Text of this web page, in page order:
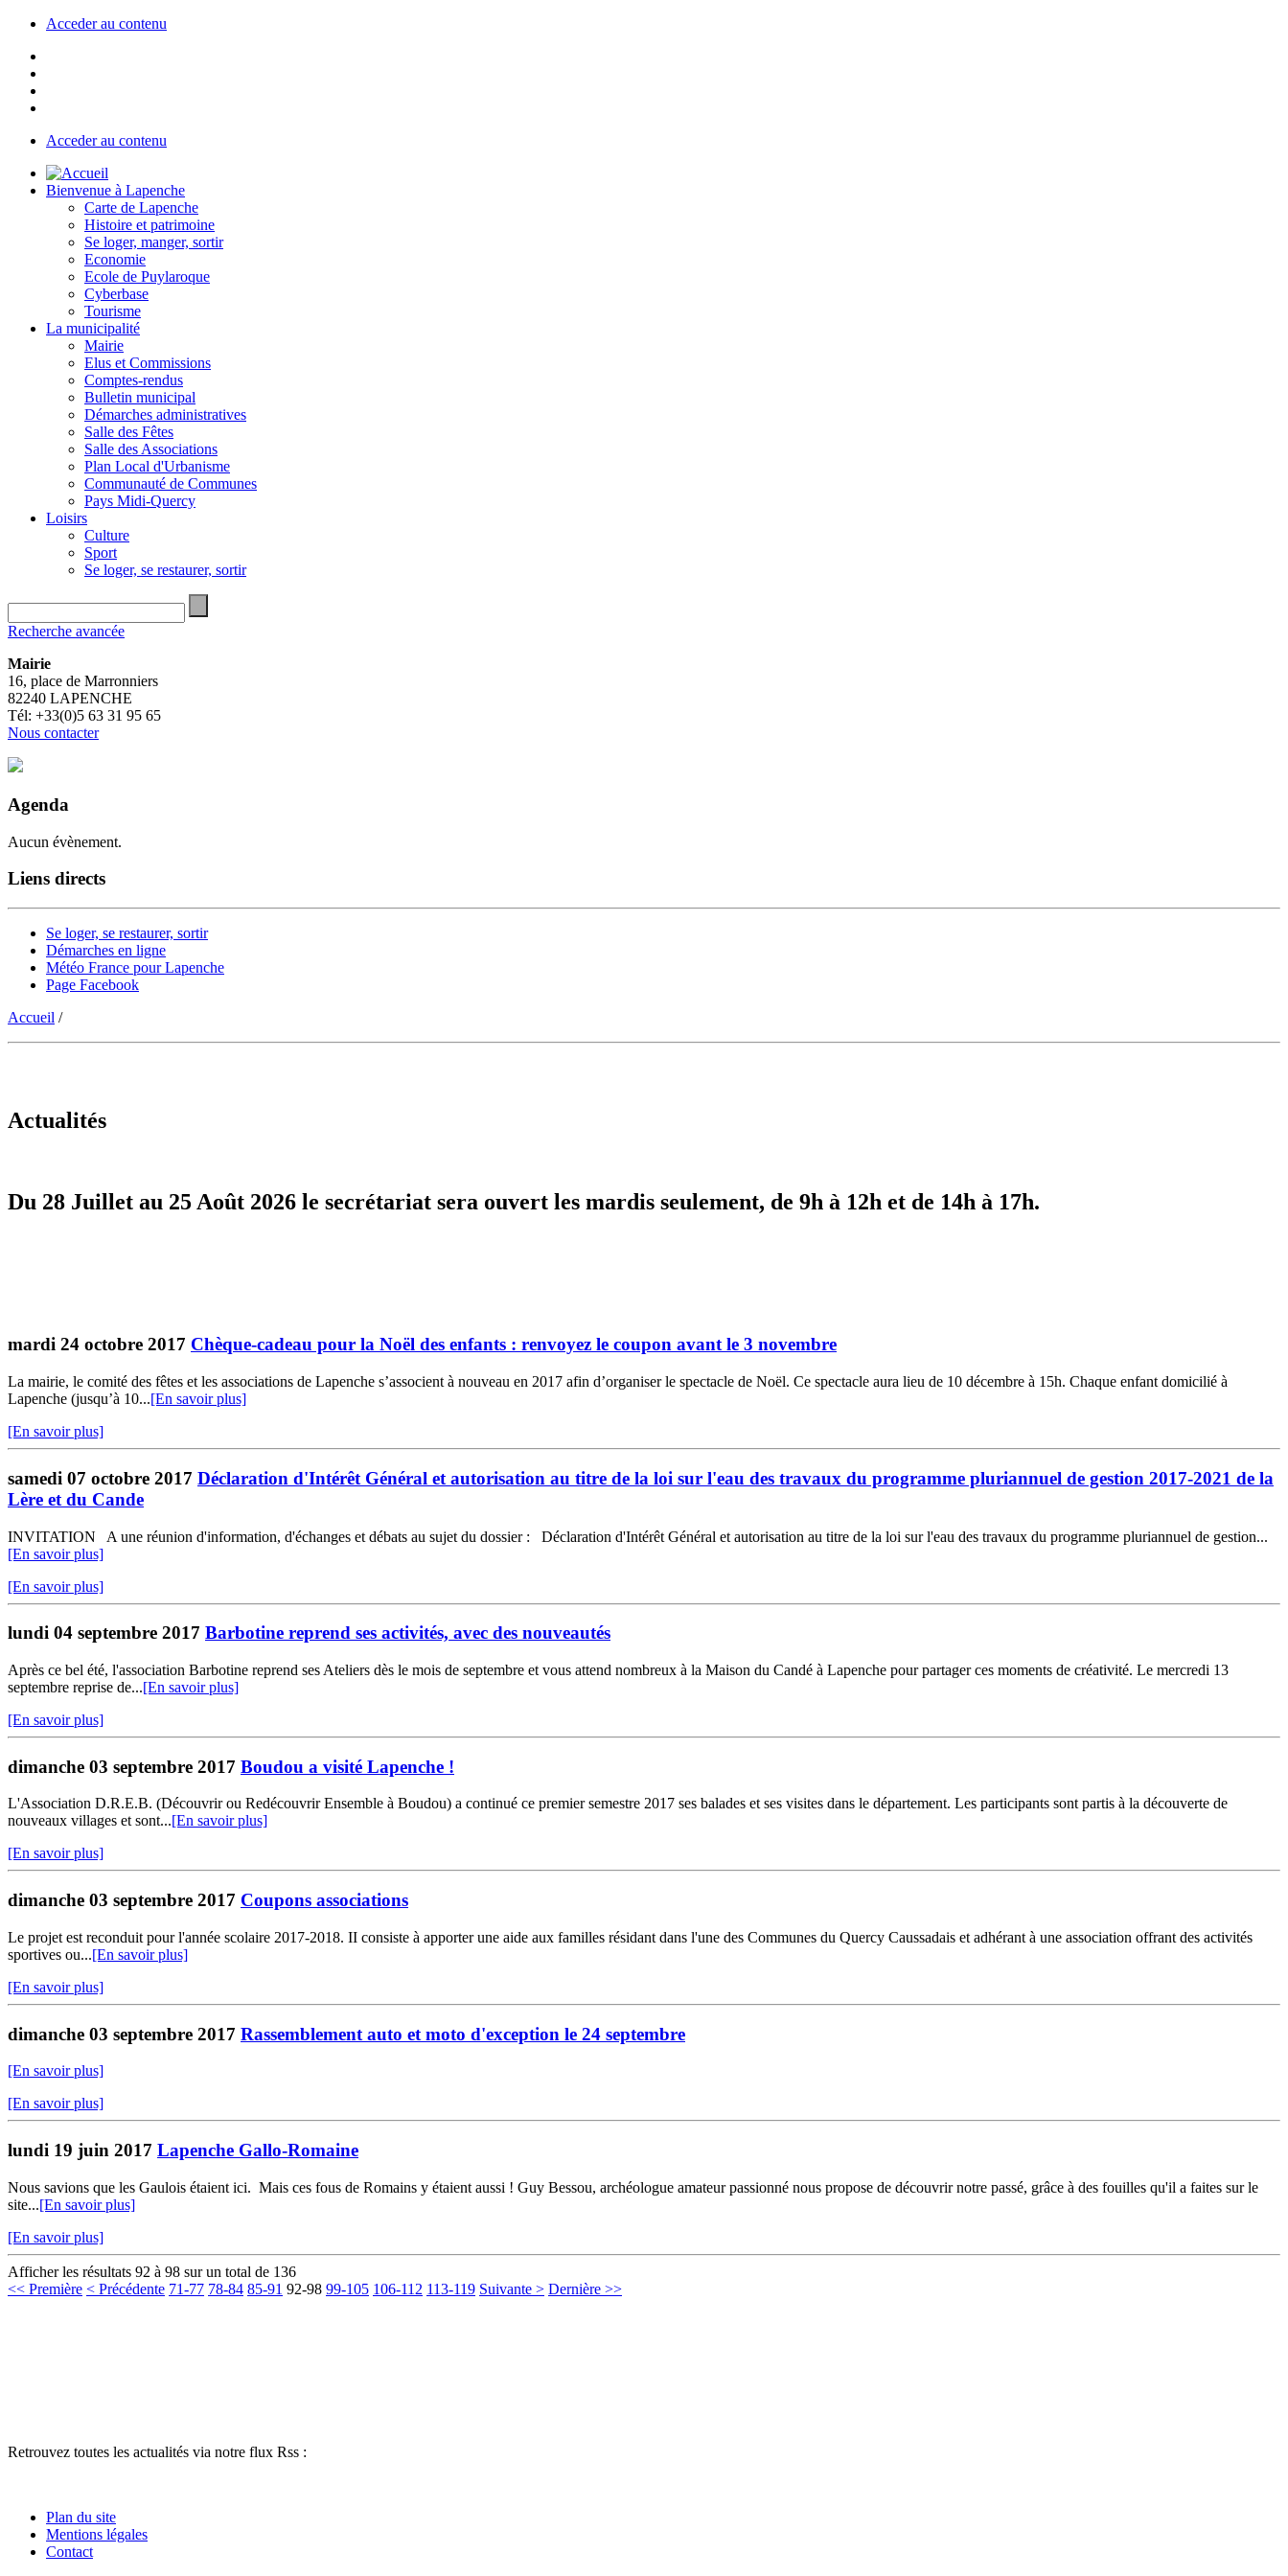
Acceder au contenu
Acceder au contenu
Bienvenue à Lapenche
Carte de Lapenche
Histoire et patrimoine
Se loger, manger, sortir
Economie
Ecole de Puylaroque
Cyberbase
Tourisme
La municipalité
Mairie
Elus et Commissions
Comptes-rendus
Bulletin municipal
Démarches administratives
Salle des Fêtes
Salle des Associations
Plan Local d'Urbanisme
Communauté de Communes
Pays Midi-Quercy
Loisirs
Culture
Sport
Se loger, se restaurer, sortir
Recherche avancée
Mairie
16, place de Marronniers
82240 LAPENCHE
Tél: +33(0)5 63 31 95 65
Nous contacter
Agenda
Aucun évènement.
Liens directs
Se loger, se restaurer, sortir
Démarches en ligne
Météo France pour Lapenche
Page Facebook
Accueil /
Actualités
Du 28 Juillet au 25 Août 2026 le secrétariat sera ouvert les mardis seulement, de 9h à 12h et de 14h à 17h.
mardi 24 octobre 2017 Chèque-cadeau pour la Noël des enfants : renvoyez le coupon avant le 3 novembre
La mairie, le comité des fêtes et les associations de Lapenche s’associent à nouveau en 2017 afin d’organiser le spectacle de Noël. Ce spectacle aura lieu de 10 décembre à 15h. Chaque enfant domicilié à
Lapenche (jusqu’à 10...[En savoir plus]
[En savoir plus]
samedi 07 octobre 2017 Déclaration d'Intérêt Général et autorisation au titre de la loi sur l'eau des travaux du programme pluriannuel de gestion 2017-2021 de la
Lère et du Cande
INVITATION A une réunion d'information, d'échanges et débats au sujet du dossier : Déclaration d'Intérêt Général et autorisation au titre de la loi sur l'eau des travaux du programme pluriannuel de gestion...
[En savoir plus]
[En savoir plus]
lundi 04 septembre 2017 Barbotine reprend ses activités, avec des nouveautés
Après ce bel été, l'association Barbotine reprend ses Ateliers dès le mois de septembre et vous attend nombreux à la Maison du Candé à Lapenche pour partager ces moments de créativité. Le mercredi 13
septembre reprise de...[En savoir plus]
[En savoir plus]
dimanche 03 septembre 2017 Boudou a visité Lapenche !
L'Association D.R.E.B. (Découvrir ou Redécouvrir Ensemble à Boudou) a continué ce premier semestre 2017 ses balades et ses visites dans le département. Les participants sont partis à la découverte de
nouveaux villages et sont...[En savoir plus]
[En savoir plus]
dimanche 03 septembre 2017 Coupons associations
Le projet est reconduit pour l'année scolaire 2017-2018. II consiste à apporter une aide aux familles résidant dans l'une des Communes du Quercy Caussadais et adhérant à une association offrant des activités
sportives ou...[En savoir plus]
[En savoir plus]
dimanche 03 septembre 2017 Rassemblement auto et moto d'exception le 24 septembre
[En savoir plus]
[En savoir plus]
lundi 19 juin 2017 Lapenche Gallo-Romaine
Nous savions que les Gaulois étaient ici. Mais ces fous de Romains y étaient aussi ! Guy Bessou, archéologue amateur passionné nous propose de découvrir notre passé, grâce à des fouilles qu'il a faites sur le
site...[En savoir plus]
[En savoir plus]
Afficher les résultats 92 à 98 sur un total de 136
<< Première < Précédente 71-77 78-84 85-91 92-98 99-105 106-112 113-119 Suivante > Dernière >>
Retrouvez toutes les actualités via notre flux Rss :
Plan du site
Mentions légales
Contact